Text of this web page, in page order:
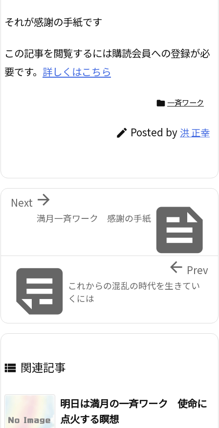
それが感謝の手紙です
この記事を閲覧するには購読会員への登録が必
要です。 詳しくはこちら
 一斉ワーク
 Posted by 洪 正幸

満月一斉ワーク 感謝の手紙

Next
これからの混乱の時代を生きてい
くには
 Prev
 関連記事
明日は満月の一斉ワーク 使命に
点火する瞑想